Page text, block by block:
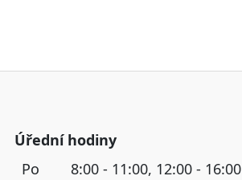
Úřední hodiny
Po
8:00 - 11:00, 12:00 - 16:00